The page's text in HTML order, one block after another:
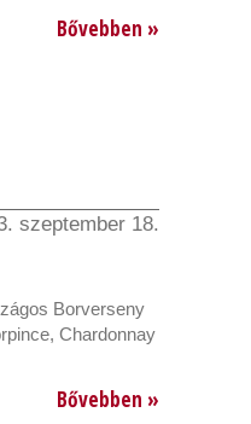
Bővebben »
szeptember 18.
Borverseny
Chardonnay
Bővebben »